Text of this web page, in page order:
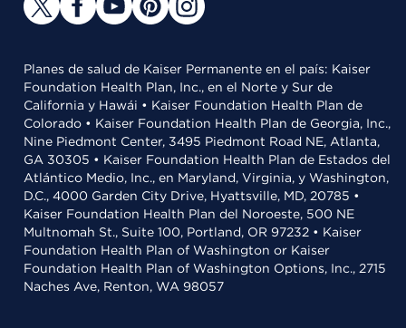
Planes de salud de Kaiser Permanente en el país: Kaiser
Foundation Health Plan, Inc., en el Norte y Sur de
California y Hawái • Kaiser Foundation Health Plan de
Colorado • Kaiser Foundation Health Plan de Georgia, Inc.,
Nine Piedmont Center, 3495 Piedmont Road NE, Atlanta,
GA 30305 • Kaiser Foundation Health Plan de Estados del
Atlántico Medio, Inc., en Maryland, Virginia, y Washington,
D.C., 4000 Garden City Drive, Hyattsville, MD, 20785 •
Kaiser Foundation Health Plan del Noroeste, 500 NE
Multnomah St., Suite 100, Portland, OR 97232 • Kaiser
Foundation Health Plan of Washington or Kaiser
Foundation Health Plan of Washington Options, Inc., 2715
Naches Ave, Renton, WA 98057